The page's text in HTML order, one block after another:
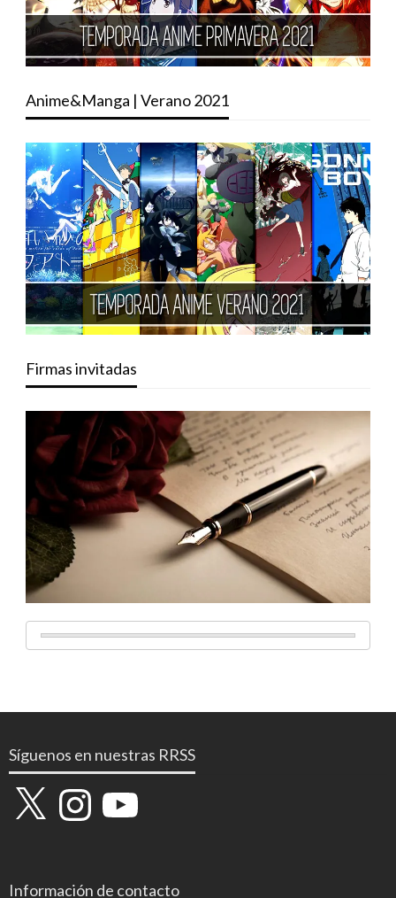
Anime&Manga | Verano 2021
Firmas invitadas
Síguenos en nuestras RRSS
X InstagramYouTube
Información de contacto